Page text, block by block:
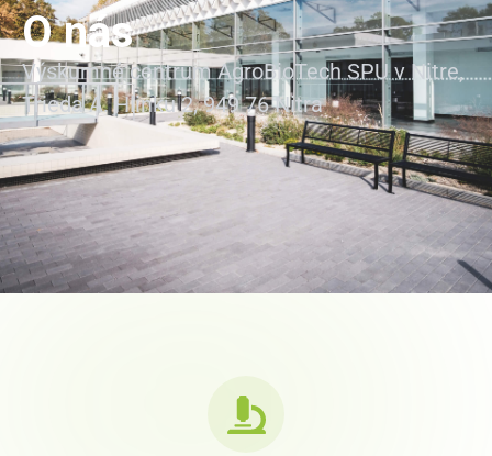
O nás
Výskumné centrum AgroBioTech SPU v Nitre,
Trieda A. Hlinku 2, 949 76 Nitra